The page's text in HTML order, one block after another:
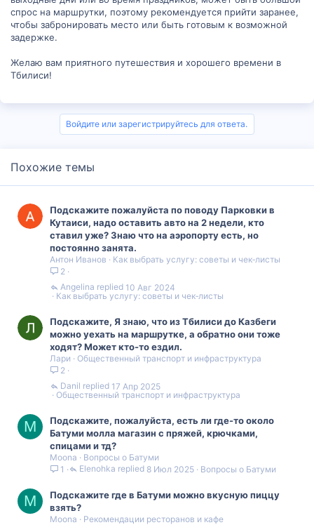
спрос на маршрутки, поэтому рекомендуется прийти заранее,
чтобы забронировать место или быть готовым к возможной
задержке.
Желаю вам приятного путешествия и хорошего времени в
Тбилиси!
Войдите или зарегистрируйтесь для ответа.
Похожие темы
Подскажите пожалуйста по поводу Парковки в
Кутаиси, надо оставить авто на 2 недели, кто
ставил уже? Знаю что на аэропорту есть, но
постоянно занята.
Антон Иванов
Как выбрать услугу: советы и чек‑листы
2
Как выбрать услугу: советы и чек‑листы
10 Авг 2024
Angelina
Подскажите, Я знаю, что из Тбилиси до Казбеги
можно уехать на маршрутке, а обратно они тоже
ходят? Может кто-то ездил.
Лари
Общественный транспорт и инфраструктура
2
Общественный транспорт и инфраструктура
17 Апр 2025
Danil
M
Подскажите, пожалуйста, есть ли где-то около
Батуми молла магазин с пряжей, крючками,
спицами и тд?
Moona
Вопросы о Батуми
1
Вопросы о Батуми
8 Июл 2025
Elenohka
M
Подскажите где в Батуми можно вкусную пиццу
взять?
Moona
Рекомендации ресторанов и кафе